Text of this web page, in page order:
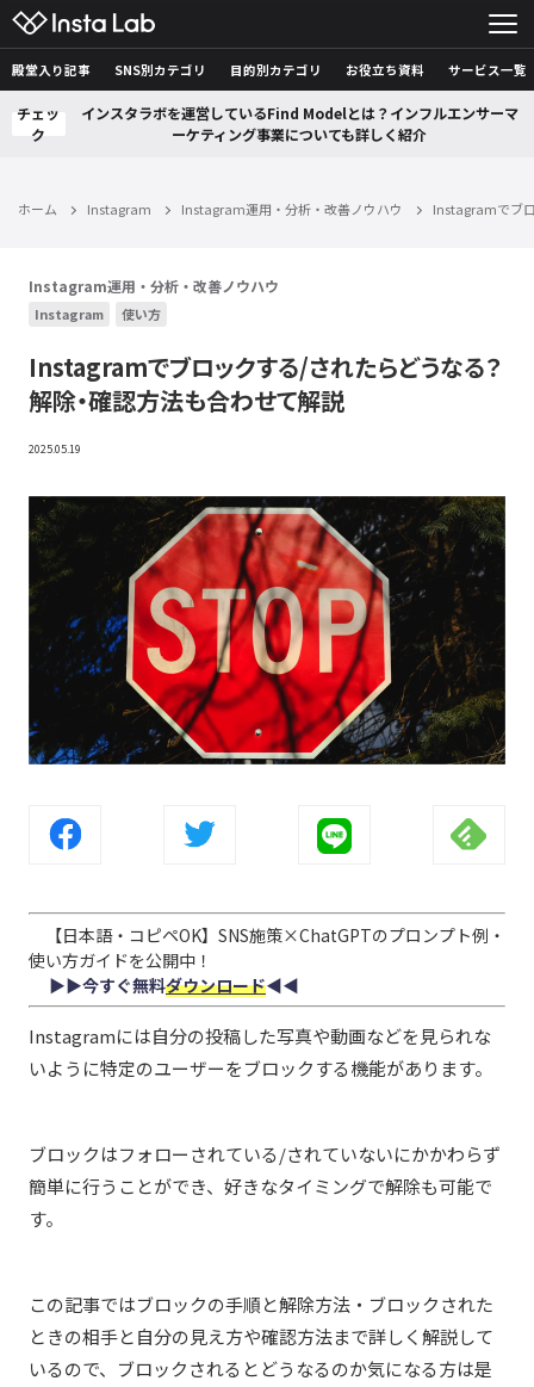
殿堂入り記事 SNS別カテゴリ 目的別カテゴリ お役立ち資料 サービス一覧
チェッ
ク
インスタラボを運営しているFind Modelとは？インフルエンサーマ
ーケティング事業についても詳しく紹介
ホーム Instagram Instagram運用・分析・改善ノウハウ Instagramでブ
Instagram運用・分析・改善ノウハウ
Instagram 使い方
Instagramでブロックする/されたらどうなる？
解除・確認方法も合わせて解説
2025.05.19
【日本語・コピペOK】SNS施策×ChatGPTのプロンプト例・
使い方ガイドを公開中！
▶︎▶︎今すぐ無料ダウンロード◀︎◀︎
Instagramには自分の投稿した写真や動画などを見られな
いように特定のユーザーをブロックする機能があります。
ブロックはフォローされている/されていないにかかわらず
簡単に行うことができ、好きなタイミングで解除も可能で
す。
この記事ではブロックの手順と解除方法・ブロックされた
ときの相手と自分の見え方や確認方法まで詳しく解説して
いるので、ブロックされるとどうなるのか気になる方は是